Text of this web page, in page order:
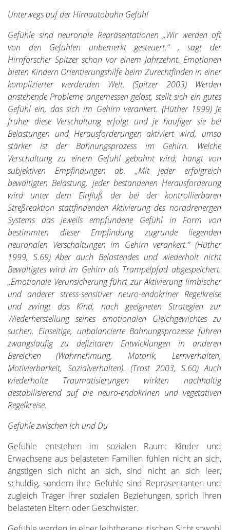
Unterwegs auf der Hirnautobahn Gefühl
Gefühle sind neuronale Repräsentationen „Wir werden oft
von den Gefühlen unbemerkt gesteuert.“ , sagt der
Hirnforscher Spitzer schon vor einem Jahrzehnt. Emotionen
bieten Kindern Orientierungshilfe beim Zurechtfinden in einer
komplizierter werdenden Welt. (Spitzer 2003) Werden
anstehende Probleme angemessen gelöst, stellt sich ein gutes
Gefühl ein, das sich im Gehirn verankert. (Hüther 1999) Je
früher diese Verschaltung erfolgt und je häufiger sie bei
Belastungen und Herausforderungen aktiviert wird, umso
stärker ist der Bahnungsprozess im Gehirn. Welche
Verschaltung zu einem Gefühl gebahnt wird, hängt von
subjektiven Empfindungen ab. „Mit jeder erfolgreich
bewältigten Belastung, jeder bestandenen Herausforderung
wird unter dem Einfluß der bei der kontrollierbaren
Streßreaktion stattfindenden Aktivierung des noradrenergen
Systems das jeweils empfundene Gefühl in Form von
bestimmten dieser Empfindung zugrunde liegenden
neuronalen Verschaltungen im Gehirn verankert.“ (Hüther
1999, S.69) Aber auch Belastendes und wiederholt nicht
Bewältigtes wird im Gehirn als Trampelpfad abgespeichert.
„Emotionale Verunsicherung führt zur Aktivierung limbischer
und anderer stress-sensitiver neuro-endokriner Regelkreise
und zwingt das Kind, nach geeigneten Strategien zur
Wiederherstellung seines emotionalen Gleichgewichtes zu
suchen. Einseitige, unbalancierte Bahnungsprozesse führen
zwangsläufig zu defizitären Entwicklungen in anderen
Bereichen (Wahrnehmung, Motorik, Lernverhalten,
Motivierbarkeit, Sozialverhalten). (Trost 2003, S.60) Auch
wiederholte Traumatisierungen wirkten nachhaltig
destabilisierend auf die neuro-endokrinen und vegetativen
Regelkreise.
Gefühle zwischen Ich und Du
Gefühle entstehen im sozialen Raum: Kinder und
Erwachsene aus belasteten Familien fühlen nicht an sich,
ängstigen sich nicht an sich, sind nicht an sich leer,
schuldig, sondern ihre Gefühle sind Repräsentanten und
zugleich Träger ihrer sozialen Beziehungen, sprich ihren
belasteten Eltern oder Geschwister.